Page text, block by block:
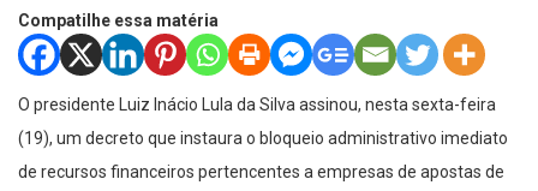
Compatilhe essa matéria
O presidente Luiz Inácio Lula da Silva assinou, nesta sexta-feira
(19), um decreto que instaura o bloqueio administrativo imediato
de recursos financeiros pertencentes a empresas de apostas de